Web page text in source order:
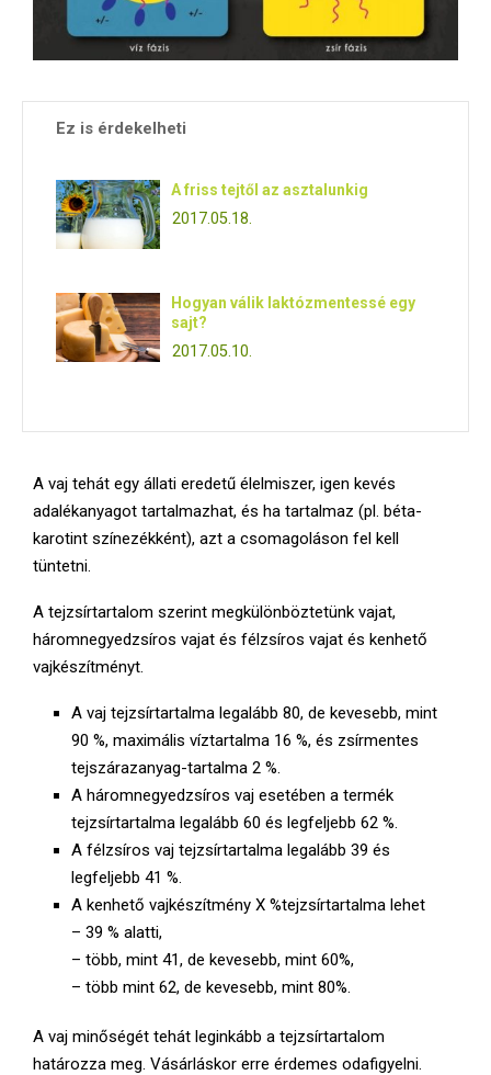
Ez is érdekelheti
A friss tejtől az asztalunkig
2017.05.18.
Hogyan válik laktózmentessé egy
sajt?
2017.05.10.
A vaj tehát egy állati eredetű élelmiszer, igen kevés
adalékanyagot tartalmazhat, és ha tartalmaz (pl. béta-
karotint színezékként), azt a csomagoláson fel kell
tüntetni.
A tejzsírtartalom szerint megkülönböztetünk vajat,
háromnegyedzsíros vajat és félzsíros vajat és kenhető
vajkészítményt.
A vaj tejzsírtartalma legalább 80, de kevesebb, mint
90 %, maximális víztartalma 16 %, és zsírmentes
tejszárazanyag-tartalma 2 %.
A háromnegyedzsíros vaj esetében a termék
tejzsírtartalma legalább 60 és legfeljebb 62 %.
A félzsíros vaj tejzsírtartalma legalább 39 és
legfeljebb 41 %.
A kenhető vajkészítmény X %tejzsírtartalma lehet
– 39 % alatti,
– több, mint 41, de kevesebb, mint 60%,
– több mint 62, de kevesebb, mint 80%.
A vaj minőségét tehát leginkább a tejzsírtartalom
határozza meg. Vásárláskor erre érdemes odafigyelni.